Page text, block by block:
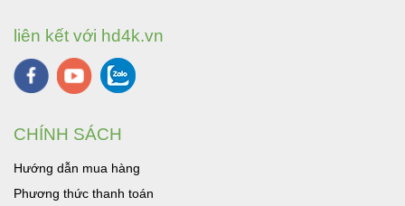
liên kết với hd4k.vn
CHÍNH SÁCH
Hướng dẫn mua hàng
Phương thức thanh toán